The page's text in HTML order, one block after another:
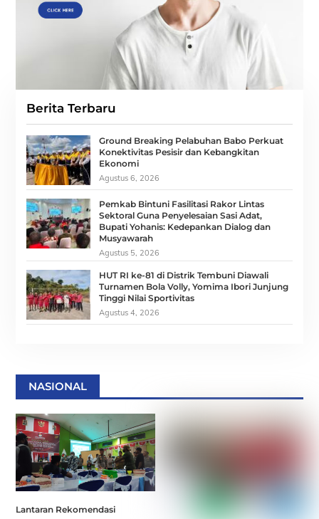
Berita Terbaru
Ground Breaking Pelabuhan Babo Perkuat
Konektivitas Pesisir dan Kebangkitan
Ekonomi
Agustus 6, 2026
Pemkab Bintuni Fasilitasi Rakor Lintas
Sektoral Guna Penyelesaian Sasi Adat,
Bupati Yohanis: Kedepankan Dialog dan
Musyawarah
Agustus 5, 2026
HUT RI ke-81 di Distrik Tembuni Diawali
Turnamen Bola Volly, Yomima Ibori Junjung
Tinggi Nilai Sportivitas
Agustus 4, 2026
NASIONAL
Lantaran Rekomendasi